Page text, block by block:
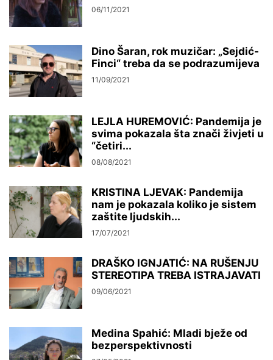
06/11/2021
Dino Šaran, rok muzičar: „Sejdić-
Finci“ treba da se podrazumijeva
11/09/2021
LEJLA HUREMOVIĆ: Pandemija je
svima pokazala šta znači živjeti u
“četiri...
08/08/2021
KRISTINA LJEVAK: Pandemija
nam je pokazala koliko je sistem
zaštite ljudskih...
17/07/2021
DRAŠKO IGNJATIĆ: NA RUŠENJU
STEREOTIPA TREBA ISTRAJAVATI
09/06/2021
Medina Spahić: Mladi bježe od
bezperspektivnosti